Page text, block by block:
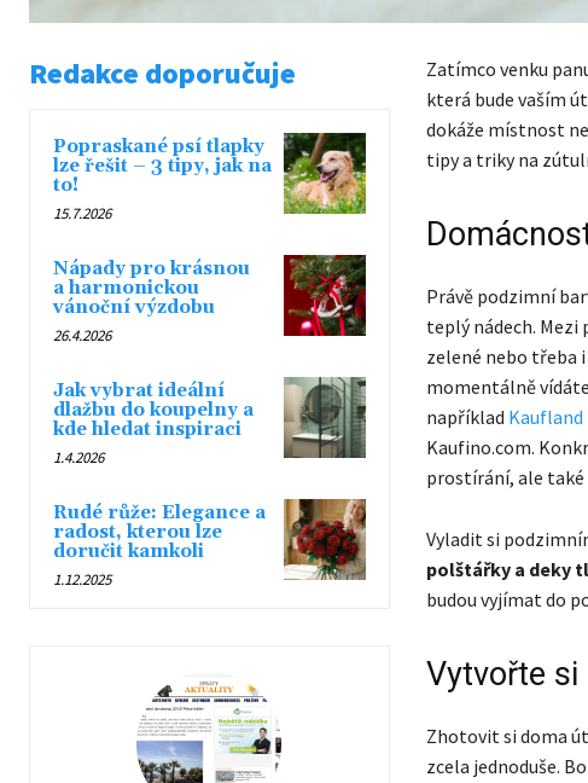
Redakce doporučuje
Popraskané psí tlapky
lze řešit – 3 tipy, jak na
to!
15.7.2026
Nápady pro krásnou
a harmonickou
vánoční výzdobu
26.4.2026
Jak vybrat ideální
dlažbu do koupelny a
kde hledat inspiraci
1.4.2026
Rudé růže: Elegance a
radost, kterou lze
doručit kamkoli
1.12.2025
Zatímco venku
která bude vaším
dokáže místnost
tipy a triky na
Právě podzimní
teplý nádech. Mezi
zelené nebo třeba
momentálně
například
Kaufino.com.
prostírání, ale také
Vyladit si
polštářky a deky
budou vyjímat do
Vytvořte
Zhotovit si doma
zcela jednoduše.